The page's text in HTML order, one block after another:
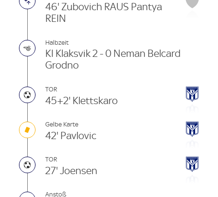
46' Zubovich RAUS Pantya
REIN
Halbzeit
KI Klaksvik 2 - 0 Neman Belcard
Grodno
TOR
45+2' Klettskaro
Gelbe Karte
42' Pavlovic
TOR
27' Joensen
Anstoß